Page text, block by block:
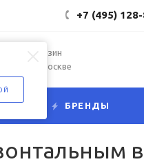
+7 (495)
магазин
в Москве
БРЕНДЫ